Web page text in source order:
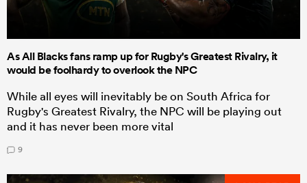
As All Blacks fans ramp up for Rugby's Greatest Rivalry, it
would be foolhardy to overlook the NPC
While all eyes will inevitably be on South Africa for
Rugby's Greatest Rivalry, the NPC will be playing out
and it has never been more vital
9